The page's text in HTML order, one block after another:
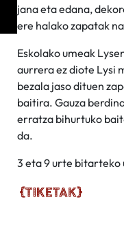
jana eta edana,
ere halako zapatak
Eskolako umeak
aurrera ez diote Lysi
bezala jaso dituen
baitira. Gauza
erratza bihurtuko
da.
3 eta 9 urte bitarteko